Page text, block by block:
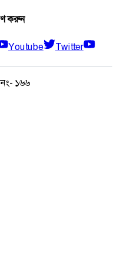
করুন
Youtube
Twitter
১৬৬